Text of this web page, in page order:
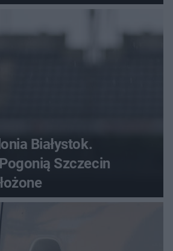
Białystok.
Szczecin